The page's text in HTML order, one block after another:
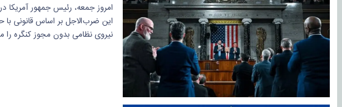
امروز جمعه، رئیس جمهور آمریکا
این ضرب‌الاجل بر اساس قانونی
نیروی نظامی بدون مجوز کنگره